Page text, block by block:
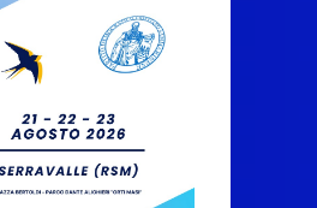
San Marino
Contest: aperte le
all’edizione
2027
Agosto 2026
Renato Ragini